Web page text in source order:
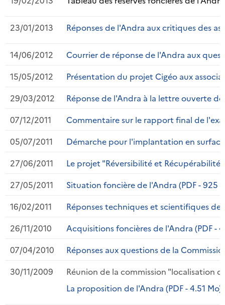
23/01/2013 Réponses de l'Andra aux critiques des
14/06/2012
Courrier de réponse de l'Andra aux
15/05/2012
Présentation du projet Cigéo aux
29/03/2012
Réponse de l'Andra à la lettre ouverte
07/12/2011
Commentaire sur le rapport final de
05/07/2011
Démarche pour l'implantation en surface
27/06/2011
Le projet "Réversibilité et Récupérabilité"
27/05/2011
Situation foncière de l'Andra (PDF - 925
16/02/2011
Réponses techniques et scientifiques de
26/11/2010
Acquisitions foncières de l'Andra (PDF -
07/04/2010
Réponses aux questions de la
30/11/2009
Réunion de la commission "localisation
La proposition de l'Andra (PDF - 4.51 Mo)